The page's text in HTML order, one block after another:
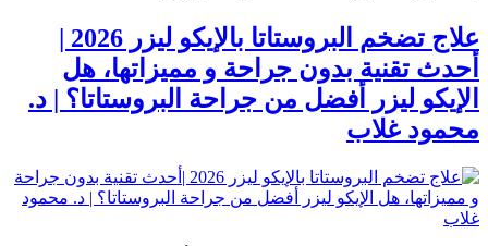
أحدث تقنية بدون جراحة و مميزاتها، هل
الإيكو ليزر أفضل من جراحة البروستاتا؟ | د.
محمود غلاب